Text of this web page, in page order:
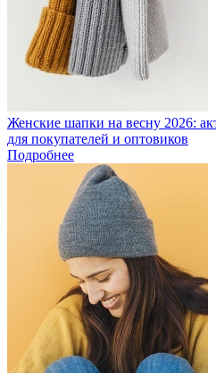
Женские шапки на весну 2026:
для покупателей и оптовиков
Подробнее